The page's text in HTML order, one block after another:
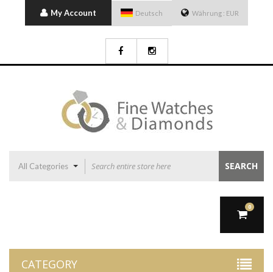
My Account Deutsch Währung : EUR
All Categories SEARCH
0
CATEGORY